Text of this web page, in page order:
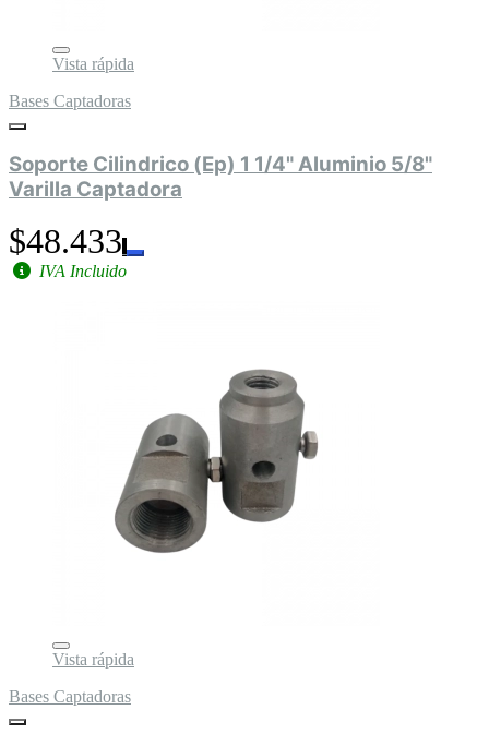
Vista rápida
Bases Captadoras
Soporte Cilindrico (Ep) 1 1/4" Aluminio 5/8"
Varilla Captadora
$48.433
IVA Incluido
Vista rápida
Bases Captadoras